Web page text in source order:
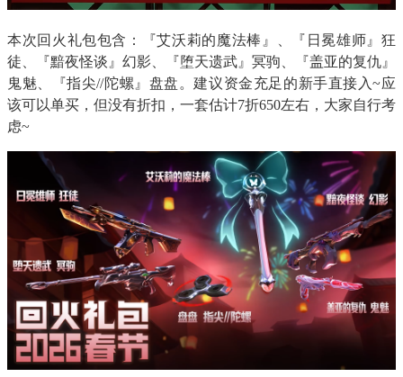
本次回火礼包包含：『艾沃莉的魔法棒』、『日冕雄师』狂
徒、『黯夜怪谈』幻影、『堕天遗武』冥驹、『盖亚的复仇』
鬼魅、『指尖//陀螺』盘盘。建议资金充足的新手直接入~应
该可以单买，但没有折扣，一套估计7折650左右，大家自行考
虑~